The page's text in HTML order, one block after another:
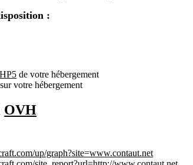
:
de votre hébergement
votre hébergement
OVH
up/graph?site=www.contaut.net